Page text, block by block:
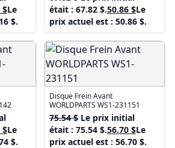
$Le
$.
était : 67.82 $.50.86 $Le
prix actuel est : 50.86 $.
$Le
$.
Disque Frein Avant
WORLDPARTS WS1-231151
75.54$ Le prix initial
était : 75.54 $.56.70 $Le
prix actuel est : 56.70 $.